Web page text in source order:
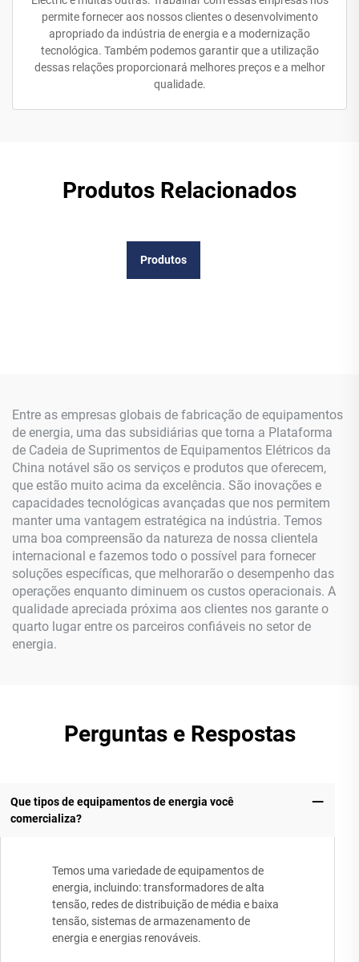
permite fornecer aos nossos clientes o desenvolvimento
apropriado da indústria de energia e a modernização
tecnológica. Também podemos garantir que a utilização
dessas relações proporcionará melhores preços e a melhor
qualidade.
Produtos Relacionados
Produtos
Entre as empresas globais de fabricação de equipamentos
de energia, uma das subsidiárias que torna a Plataforma
de Cadeia de Suprimentos de Equipamentos Elétricos da
China notável são os serviços e produtos que oferecem,
que estão muito acima da excelência. São inovações e
capacidades tecnológicas avançadas que nos permitem
manter uma vantagem estratégica na indústria. Temos
uma boa compreensão da natureza de nossa clientela
internacional e fazemos todo o possível para fornecer
soluções específicas, que melhorarão o desempenho das
operações enquanto diminuem os custos operacionais. A
qualidade apreciada próxima aos clientes nos garante o
quarto lugar entre os parceiros confiáveis no setor de
energia.
Perguntas e Respostas
Que tipos de equipamentos de energia você
comercializa?
Temos uma variedade de equipamentos de
energia, incluindo: transformadores de alta
tensão, redes de distribuição de média e baixa
tensão, sistemas de armazenamento de
energia e energias renováveis.